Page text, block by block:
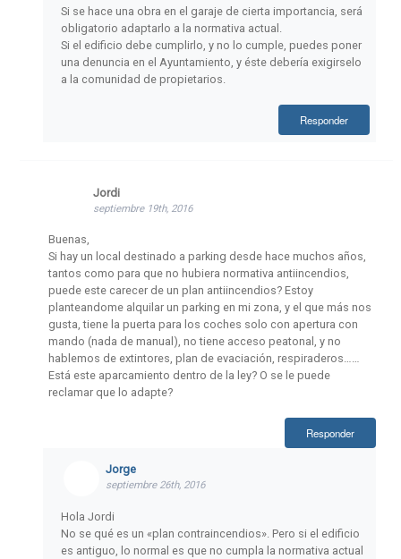
Si se hace una obra en el garaje de cierta importancia, será
obligatorio adaptarlo a la normativa actual.
Si el edificio debe cumplirlo, y no lo cumple, puedes poner
una denuncia en el Ayuntamiento, y éste debería exigirselo
a la comunidad de propietarios.
Responder
Jordi
septiembre 19th, 2016
Buenas,
Si hay un local destinado a parking desde hace muchos años,
tantos como para que no hubiera normativa antiincendios,
puede este carecer de un plan antiincendios? Estoy
planteandome alquilar un parking en mi zona, y el que más nos
gusta, tiene la puerta para los coches solo con apertura con
mando (nada de manual), no tiene acceso peatonal, y no
hablemos de extintores, plan de evaciación, respiraderos……
Está este aparcamiento dentro de la ley? O se le puede
reclamar que lo adapte?
Responder
Jorge
septiembre 26th, 2016
Hola Jordi
No se qué es un «plan contraincendios». Pero si el edificio
es antiguo, lo normal es que no cumpla la normativa actual